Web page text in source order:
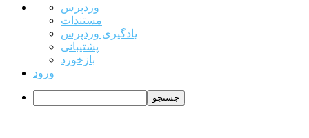
درباره
وردپرس
وردپرس
مستندات
یادگیری وردپرس
پشتیبانی
بازخورد
ورود
جستجو